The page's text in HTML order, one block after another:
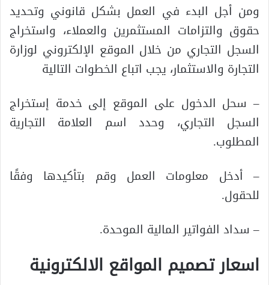
ومن أجل البدء في العمل بشكل قانوني وتحديد
حقوق والتزامات المستثمرين والعملاء، واستخراج
السجل التجاري من خلال الموقع الإلكتروني لوزارة
التجارة والاستثمار، يجب اتباع الخطوات التالية
– سحل الدخول على الموقع إلى خدمة إستخراج
السجل التجاري، وحدد اسم العلامة التجارية
المطلوب.
– أدخل معلومات العمل وقم بتأكيدها وفقًا
للحقول.
– سداد الفواتير المالية الموحدة.
اسعار تصميم المواقع الالكترونية